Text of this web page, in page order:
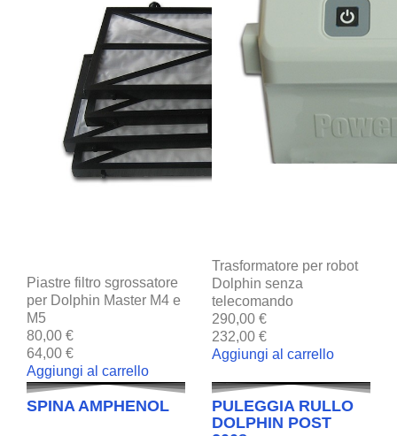
Piastre filtro sgrossatore
per Dolphin Master M4 e
M5
80,00 €
64,00 €
Aggiungi al carrello
Trasformatore per robot
Dolphin senza
telecomando
290,00 €
232,00 €
Aggiungi al carrello
SPINA AMPHENOL
PULEGGIA RULLO
DOLPHIN POST